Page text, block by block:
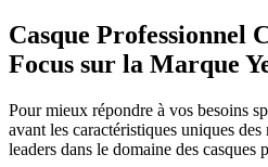
Casque Professionnel
Focus sur la Marque
Pour mieux répondre à vos besoins
avant les caractéristiques uniques
leaders dans le domaine des casques